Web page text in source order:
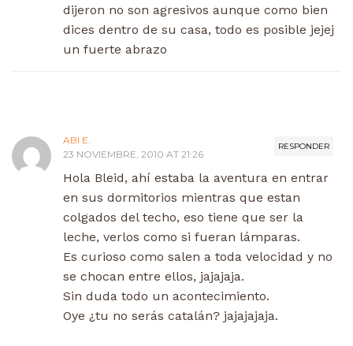
dijeron no son agresivos aunque como bien
dices dentro de su casa, todo es posible jejej
un fuerte abrazo
RESPONDER
ABI E.
23 NOVIEMBRE, 2010 AT 21:26
Hola Bleid, ahí estaba la aventura en entrar
en sus dormitorios mientras que estan
colgados del techo, eso tiene que ser la
leche, verlos como si fueran lámparas.
Es curioso como salen a toda velocidad y no
se chocan entre ellos, jajajaja.
Sin duda todo un acontecimiento.
Oye ¿tu no serás catalán? jajajajaja.